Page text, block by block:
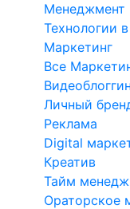
Менеджмент
Технологии
Маркетинг
Все
Личный
Реклама
Digital
Креатив
Тайм
Ораторское